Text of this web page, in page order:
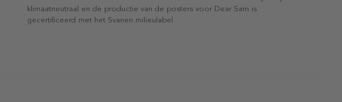
klimaatneutraal en de productie van de posters voor Dear Sam is
gecertificeerd met het Svanen milieulabel.